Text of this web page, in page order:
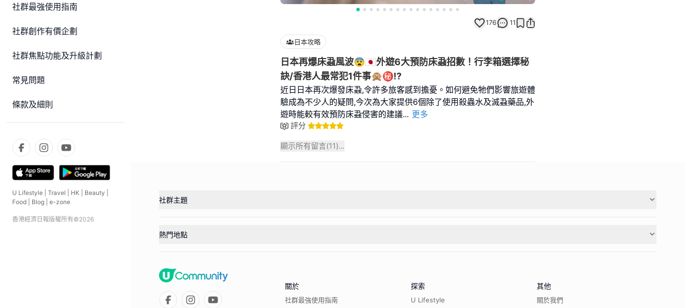
社群最強使用指南
社群創作有價企劃
社群焦點功能及升級計劃
常見問題
條款及細則
U Lifestyle Travel HK Beauty
Food
Blog e-zone
香港經濟日報版權所有©2026
176 11
日本攻略
日本再爆床蝨風波😨🇯🇵外遊6大預防床蝨招數！行李箱選擇秘
訣/香港人最常犯1件事🙊㊙️⁉️
近日日本再次爆發床蝨,令許多旅客感到擔憂。如何避免牠們影響旅遊體
驗成為不少人的疑問,今次為大家提供6個除了使用殺蟲水及滅蝨藥品,外
遊時能較有效預防床蝨侵害的建議... 更多
評分
顯示所有留言(11)...
社群主題
熱門地點
關於
社群最強使用指南
探索
U Lifestyle
其他
關於我們